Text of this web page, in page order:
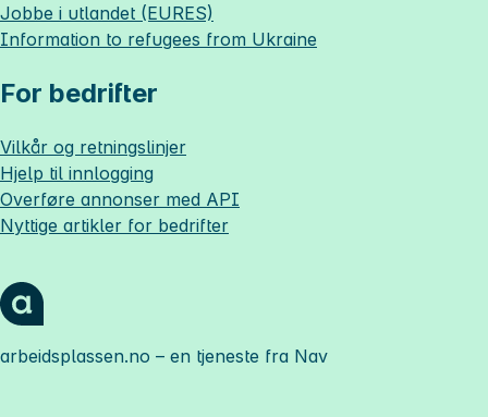
Jobbe i utlandet (EURES)
Information to refugees from Ukraine
For bedrifter
Vilkår og retningslinjer
Hjelp til innlogging
Overføre annonser med API
Nyttige artikler for bedrifter
arbeidsplassen.no – en tjeneste fra Nav